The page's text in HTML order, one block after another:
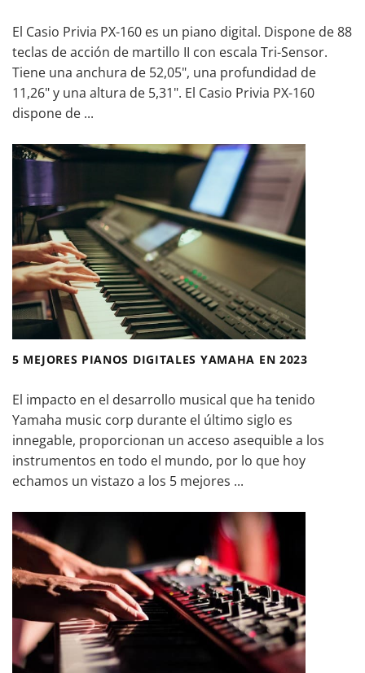
El Casio Privia PX-160 es un piano digital. Dispone de 88
teclas de acción de martillo II con escala Tri-Sensor.
Tiene una anchura de 52,05", una profundidad de
11,26" y una altura de 5,31". El Casio Privia PX-160
dispone de ...
5 MEJORES PIANOS DIGITALES YAMAHA EN 2023
El impacto en el desarrollo musical que ha tenido
Yamaha music corp durante el último siglo es
innegable, proporcionan un acceso asequible a los
instrumentos en todo el mundo, por lo que hoy
echamos un vistazo a los 5 mejores ...